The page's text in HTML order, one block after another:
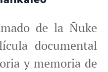
de la Ñuke
documental
y memoria de